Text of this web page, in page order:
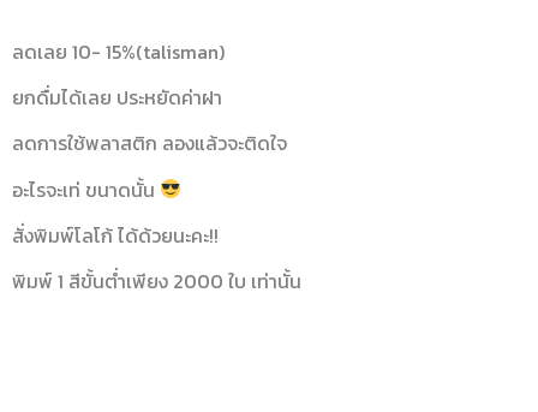
ลดเลย 10- 15%(talisman)
ยกดื่มได้เลย ประหยัดค่าฝา
ลดการใช้พลาสติก ลองแล้วจะติดใจ
อะไรจะเท่ ขนาดนั้น
สั่งพิมพ์โลโก้ ได้ด้วยนะคะ!!
พิมพ์ 1 สีขั้นต่ำเพียง 2000 ใบ เท่านั้น